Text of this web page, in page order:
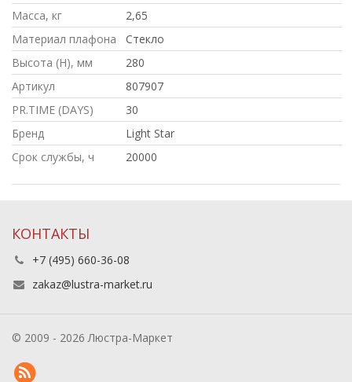
Масса, кг
2,65
Материал плафона
Стекло
Высота (H), мм
280
Артикул
807907
PR.TIME (DAYS)
30
Бренд
Light Star
Срок службы, ч
20000
КОНТАКТЫ
+7 (495) 660-36-08
zakaz@lustra-market.ru
© 2009 - 2026 Люстра-Маркет